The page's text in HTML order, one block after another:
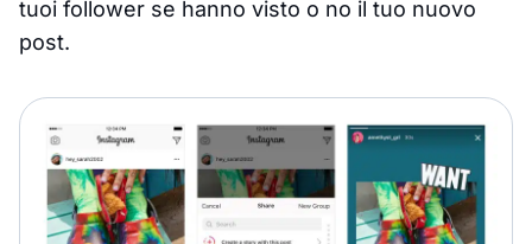
tuoi follower se hanno visto o no il tuo nuovo
post.